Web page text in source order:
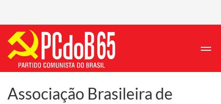
Associação Brasileira de